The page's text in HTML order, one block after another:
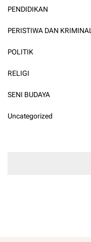
PENDIDIKAN
PERISTIWA DAN KRIMINAL
POLITIK
RELIGI
SENI BUDAYA
Uncategorized